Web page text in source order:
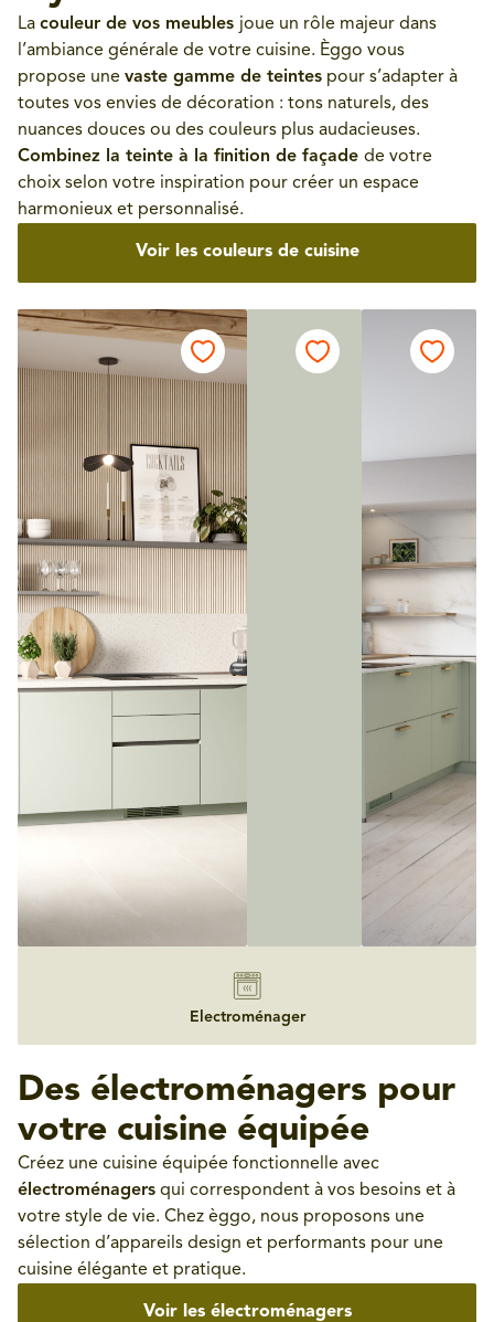
La couleur de vos meubles joue un rôle majeur dans
l’ambiance générale de votre cuisine. Èggo vous
propose une vaste gamme de teintes pour s’adapter à
toutes vos envies de décoration : tons naturels, des
nuances douces ou des couleurs plus audacieuses.
Combinez la teinte à la finition de façade de votre
choix selon votre inspiration pour créer un espace
harmonieux et personnalisé.
Voir les couleurs de cuisine
Electroménager
Des électroménagers pour
votre cuisine équipée
Créez une cuisine équipée fonctionnelle avec
électroménagers qui correspondent à vos besoins et à
votre style de vie. Chez èggo, nous proposons une
sélection d’appareils design et performants pour une
cuisine élégante et pratique.
Voir les électroménagers